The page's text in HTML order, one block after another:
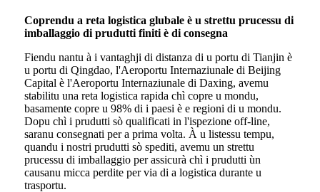
Coprendu a reta logistica glubale è u strettu prucessu di
imballaggio di prudutti finiti è di consegna
Fiendu nantu à i vantaghji di distanza di u portu di Tianjin è
u portu di Qingdao, l'Aeroportu Internaziunale di Beijing
Capital è l'Aeroportu Internaziunale di Daxing, avemu
stabilitu una reta logistica rapida chì copre u mondu,
basamente copre u 98% di i paesi è e regioni di u mondu.
Dopu chì i prudutti sò qualificati in l'ispezione off-line,
saranu consegnati per a prima volta. À u listessu tempu,
quandu i nostri prudutti sò spediti, avemu un strettu
prucessu di imballaggio per assicurà chì i prudutti ùn
causanu micca perdite per via di a logistica durante u
trasportu.